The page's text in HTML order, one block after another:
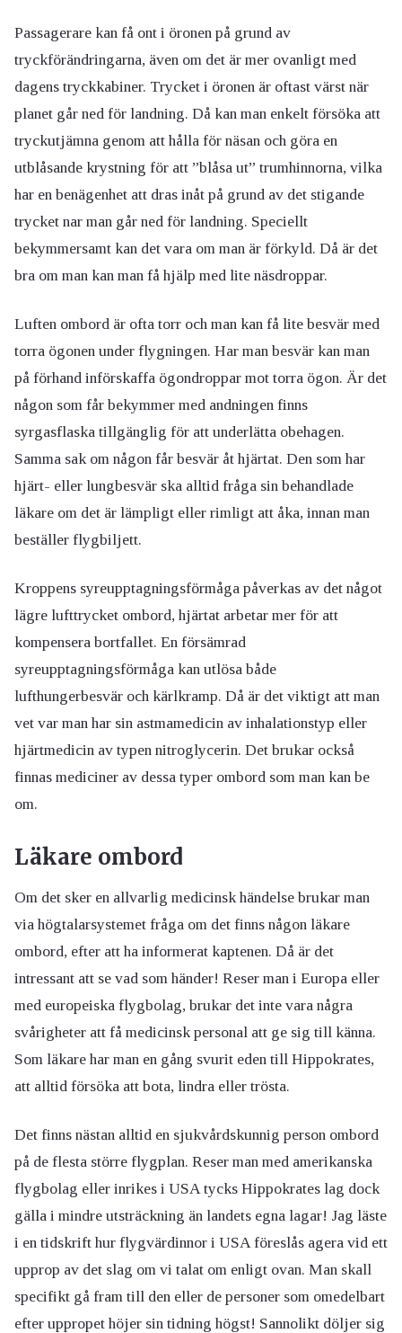
Passagerare kan få ont i öronen på grund av
tryckförändringarna, även om det är mer ovanligt med
dagens tryckkabiner. Trycket i öronen är oftast värst när
planet går ned för landning. Då kan man enkelt försöka att
tryckutjämna genom att hålla för näsan och göra en
utblåsande krystning för att ”blåsa ut” trumhinnorna, vilka
har en benägenhet att dras inåt på grund av det stigande
trycket nar man går ned för landning. Speciellt
bekymmersamt kan det vara om man är förkyld. Då är det
bra om man kan man få hjälp med lite näsdroppar.
Luften ombord är ofta torr och man kan få lite besvär med
torra ögonen under flygningen. Har man besvär kan man
på förhand införskaffa ögondroppar mot torra ögon. Är det
någon som får bekymmer med andningen finns
syrgasflaska tillgänglig för att underlätta obehagen.
Samma sak om någon får besvär åt hjärtat. Den som har
hjärt- eller lungbesvär ska alltid fråga sin behandlade
läkare om det är lämpligt eller rimligt att åka, innan man
beställer flygbiljett.
Kroppens syreupptagningsförmåga påverkas av det något
lägre lufttrycket ombord, hjärtat arbetar mer för att
kompensera bortfallet. En försämrad
syreupptagningsförmåga kan utlösa både
lufthungerbesvär och kärlkramp. Då är det viktigt att man
vet var man har sin astmamedicin av inhalationstyp eller
hjärtmedicin av typen nitroglycerin. Det brukar också
finnas mediciner av dessa typer ombord som man kan be
om.
Läkare ombord
Om det sker en allvarlig medicinsk händelse brukar man
via högtalarsystemet fråga om det finns någon läkare
ombord, efter att ha informerat kaptenen. Då är det
intressant att se vad som händer! Reser man i Europa eller
med europeiska flygbolag, brukar det inte vara några
svårigheter att få medicinsk personal att ge sig till känna.
Som läkare har man en gång svurit eden till Hippokrates,
att alltid försöka att bota, lindra eller trösta.
Det finns nästan alltid en sjukvårdskunnig person ombord
på de flesta större flygplan. Reser man med amerikanska
flygbolag eller inrikes i USA tycks Hippokrates lag dock
gälla i mindre utsträckning än landets egna lagar! Jag läste
i en tidskrift hur flygvärdinnor i USA föreslås agera vid ett
upprop av det slag om vi talat om enligt ovan. Man skall
specifikt gå fram till den eller de personer som omedelbart
efter uppropet höjer sin tidning högst! Sannolikt döljer sig